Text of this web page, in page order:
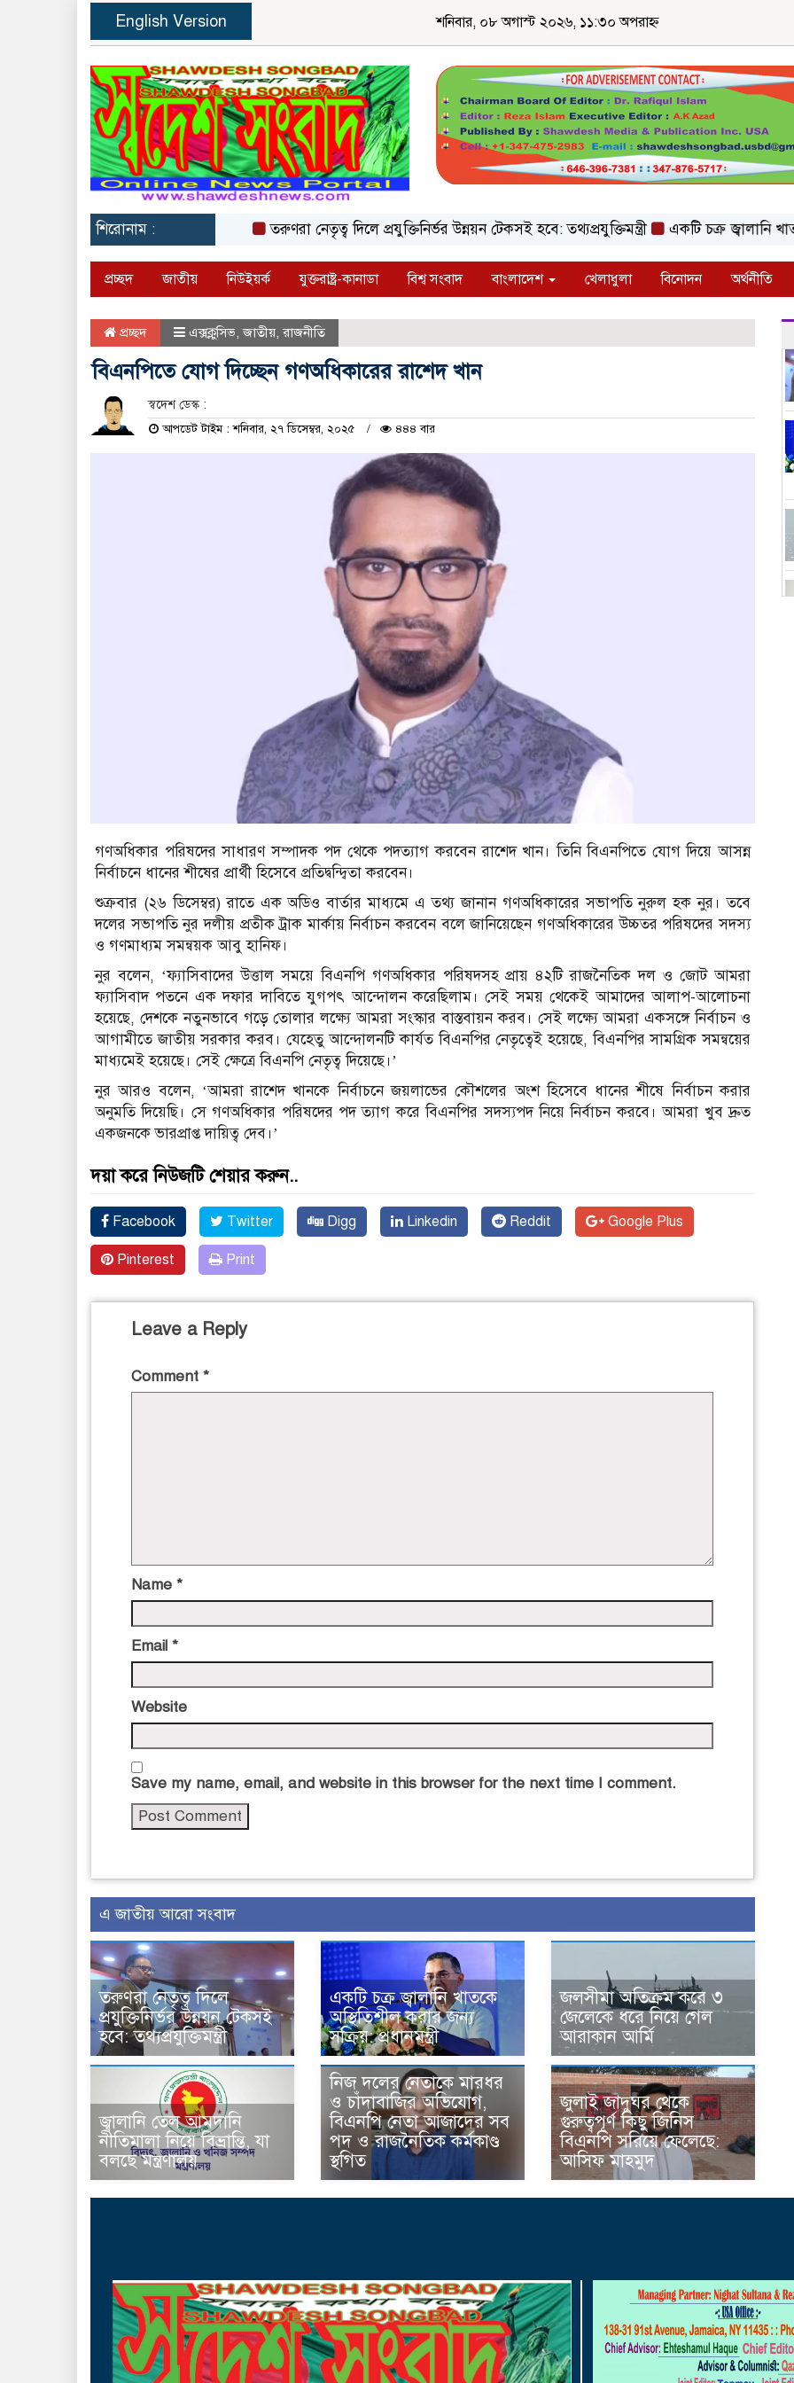
English Version শনিবার, ০৮ অগাস্ট ২০২৬, ১১:৩০ অপরাহ্ন
শিরোনাম : তরুণরা নেতৃত্ব দিলে প্রযুক্তিনির্ভর উন্নয়ন টেকসই হবে: তথ্যপ্রযুক্তিমন্ত্রী একটি চক্র জ্বালানি খাতকে
প্রচ্ছদ জাতীয় নিউইয়র্ক যুক্তরাষ্ট্র-কানাডা বিশ্ব সংবাদ বাংলাদেশ খেলাধুলা বিনোদন অর্থনীতি
প্রচ্ছদ এক্সক্লুসিভ,জাতীয়, রাজনীতি
বিএনপিতে যোগ দিচ্ছেন গণঅধিকারের রাশেদ খান
স্বদেশ ডেস্ক :
আপডেট টাইম : শনিবার, ২৭ ডিসেম্বর, ২০২৫ ৪৪৪ বার
গণঅধিকার পরিষদের সাধারণ সম্পাদক পদ থেকে পদত্যাগ করবেন রাশেদ খান। তিনি বিএনপিতে যোগ দিয়ে আসন্ন
নির্বাচনে ধানের শীষের প্রার্থী হিসেবে প্রতিদ্বন্দ্বিতা করবেন।
শুক্রবার (২৬ ডিসেম্বর) রাতে এক অডিও বার্তার মাধ্যমে এ তথ্য জানান গণঅধিকারের সভাপতি নুরুল হক নুর। তবে
দলের সভাপতি নুর দলীয় প্রতীক ট্রাক মার্কায় নির্বাচন করবেন বলে জানিয়েছেন গণঅধিকারের উচ্চতর পরিষদের সদস্য
ও গণমাধ্যম সমন্বয়ক আবু হানিফ।
নুর বলেন, ‘ফ্যাসিবাদের উত্তাল সময়ে বিএনপি গণঅধিকার পরিষদসহ প্রায় ৪২টি রাজনৈতিক দল ও জোট আমরা
ফ্যাসিবাদ পতনে এক দফার দাবিতে যুগপৎ আন্দোলন করেছিলাম। সেই সময় থেকেই আমাদের আলাপ-আলোচনা
হয়েছে, দেশকে নতুনভাবে গড়ে তোলার লক্ষ্যে আমরা সংস্কার বাস্তবায়ন করব। সেই লক্ষ্যে আমরা একসঙ্গে নির্বাচন ও
আগামীতে জাতীয় সরকার করব। যেহেতু আন্দোলনটি কার্যত বিএনপির নেতৃত্বেই হয়েছে, বিএনপির সামগ্রিক সমন্বয়ের
মাধ্যমেই হয়েছে। সেই ক্ষেত্রে বিএনপি নেতৃত্ব দিয়েছে।’
নুর আরও বলেন, ‘আমরা রাশেদ খানকে নির্বাচনে জয়লাভের কৌশলের অংশ হিসেবে ধানের শীষে নির্বাচন করার
অনুমতি দিয়েছি। সে গণঅধিকার পরিষদের পদ ত্যাগ করে বিএনপির সদস্যপদ নিয়ে নির্বাচন করবে। আমরা খুব দ্রুত
একজনকে ভারপ্রাপ্ত দায়িত্ব দেব।’
দয়া করে নিউজটি শেয়ার করুন..
Facebook Twitter Digg Linkedin Reddit Google Plus
Pinterest Print
Leave a Reply
Comment *
Name *
Email *
Website
Save my name, email, and website in this browser for the next time I comment.
এ জাতীয় আরো সংবাদ
তরুণরা নেতৃত্ব দিলে
প্রযুক্তিনির্ভর উন্নয়ন টেকসই
হবে: তথ্যপ্রযুক্তিমন্ত্রী
একটি চক্র জ্বালানি খাতকে
অস্থিতিশীল করার জন্য
সক্রিয়: প্রধানমন্ত্রী
জলসীমা অতিক্রম করে ৩
জেলেকে ধরে নিয়ে গেল
আরাকান আর্মি
জ্বালানি তেল আমদানি
নীতিমালা নিয়ে বিভ্রান্তি, যা
বলছে মন্ত্রণালয়
নিজ দলের নেতাকে মারধর
ও চাঁদাবাজির অভিযোগ,
বিএনপি নেতা আজাদের সব
পদ ও রাজনৈতিক কর্মকাণ্ড
স্থগিত
জুলাই জাদুঘর থেকে
গুরুত্বপূর্ণ কিছু জিনিস
বিএনপি সরিয়ে ফেলেছে:
আসিফ মাহমুদ